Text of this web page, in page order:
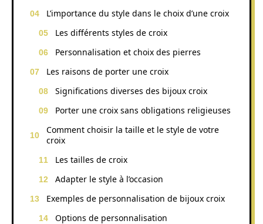
L’importance du style dans le choix d’une croix
Les différents styles de croix
Personnalisation et choix des pierres
Les raisons de porter une croix
Significations diverses des bijoux croix
Porter une croix sans obligations religieuses
Comment choisir la taille et le style de votre
croix
Les tailles de croix
Adapter le style à l’occasion
Exemples de personnalisation de bijoux croix
Options de personnalisation